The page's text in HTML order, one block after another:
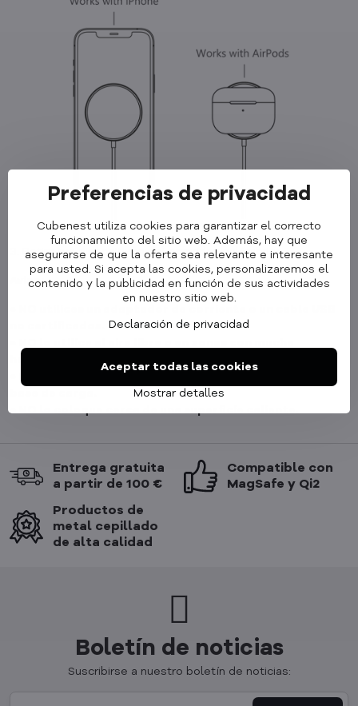
3. Retira tus dispositivos del cargador inalámbrico.
Aviso:
● NO coloque objetos metálicos o de otro tipo sobre la
Entrega gratuita
a partir de 100 €
Compatible con
MagSafe y Qi2
Productos de
metal cepillado
de alta calidad
Boletín de noticias
Suscribirse a nuestro boletín de noticias:
Preferencias de privacidad
Cubenest utiliza cookies para garantizar el correcto
funcionamiento del sitio web. Además, hay que
asegurarse de que la oferta sea relevante e interesante
para usted. Si acepta las cookies, personalizaremos el
contenido y la publicidad en función de sus actividades
en nuestro sitio web.
Declaración de privacidad
Mostrar detalles
Aceptar todas las cookies